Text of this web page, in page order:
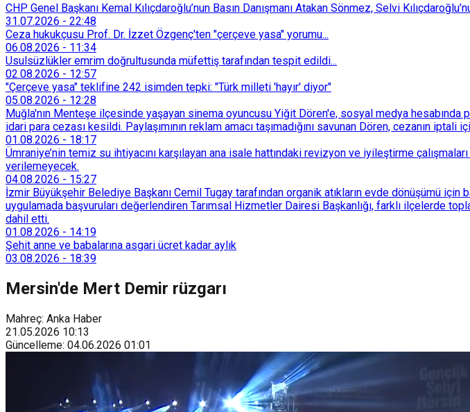
CHP Genel Başkanı Kemal Kılıçdaroğlu’nun Basın Danışmanı Atakan Sönmez, Selvi
31.07.2026 - 22:48
Ceza hukukçusu Prof. Dr. İzzet Özgenç'ten "çerçeve yasa" yorumu...
06.08.2026 - 11:34
Usulsüzlükler emrim doğrultusunda müfettiş tarafından tespit edildi...
02.08.2026 - 12:57
"Çerçeve yasa" teklifine 242 isimden tepki: "Türk milleti 'hayır' diyor"
05.08.2026 - 12:28
Muğla'nın Menteşe ilçesinde yaşayan sinema oyuncusu Yiğit Dören'e, sosyal medya
idari para cezası kesildi. Paylaşımının reklam amacı taşımadığını savunan Dören, cezanın iptali
01.08.2026 - 18:17
Ümraniye’nin temiz su ihtiyacını karşılayan ana isale hattındaki revizyon ve iyileştirme
verilemeyecek.
04.08.2026 - 15:27
İzmir Büyükşehir Belediye Başkanı Cemil Tugay tarafından organik atıkların evde dönüşümü
uygulamada başvuruları değerlendiren Tarımsal Hizmetler Dairesi Başkanlığı, farklı
dahil etti.
01.08.2026 - 14:19
Şehit anne ve babalarına asgari ücret kadar aylık
03.08.2026 - 18:39
Mersin'de Mert Demir rüzgarı
Mahreç: Anka Haber
21.05.2026 10:13
Güncelleme: 04.06.2026 01:01